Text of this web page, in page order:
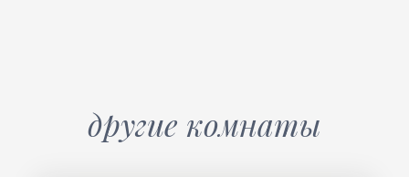
другие комнаты